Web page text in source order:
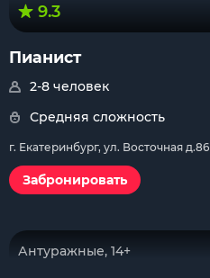
9.3
Пианист
2-8 человек
Средняя сложность
г. Екатеринбург, ул. Восточная д.86
Забронировать
Антуражные, 14+